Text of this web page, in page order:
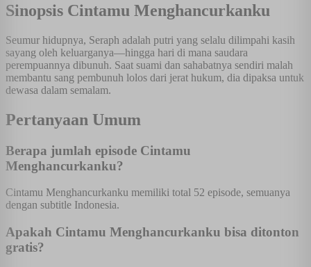
Sinopsis Cintamu Menghancurkanku
Seumur hidupnya, Seraph adalah putri yang selalu dilimpahi kasih
sayang oleh keluarganya—hingga hari di mana saudara
perempuannya dibunuh. Saat suami dan sahabatnya sendiri malah
membantu sang pembunuh lolos dari jerat hukum, dia dipaksa untuk
dewasa dalam semalam.
Pertanyaan Umum
Berapa jumlah episode Cintamu
Menghancurkanku?
Cintamu Menghancurkanku memiliki total 52 episode, semuanya
dengan subtitle Indonesia.
Apakah Cintamu Menghancurkanku bisa ditonton
gratis?